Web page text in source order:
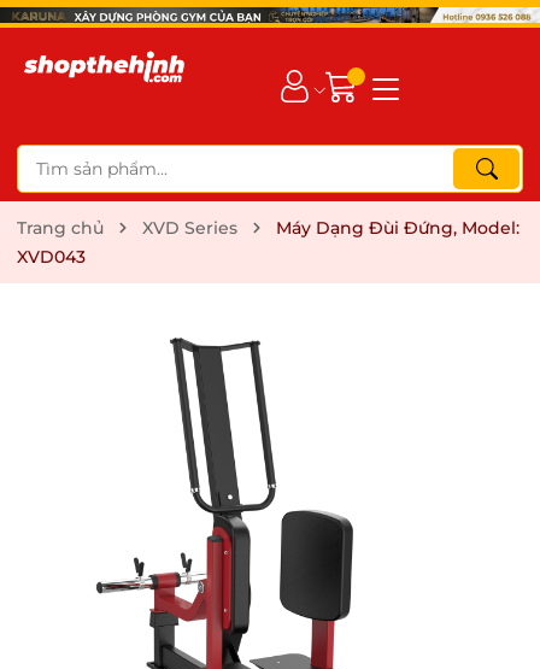
Trang chủ XVD Series
Máy Dạng Đùi Đứng, Model:
XVD043